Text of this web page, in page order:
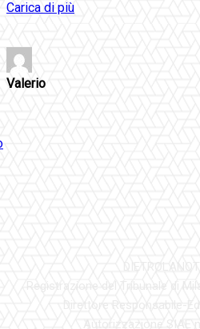
Carica di più
Valerio